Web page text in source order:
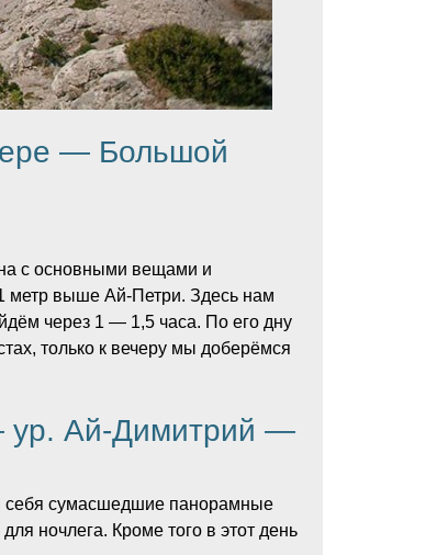
— Большой
с основными вещами и
метр выше Ай-Петри. Здесь нам
через 1 — 1,5 часа. По его дну
только к вечеру мы доберёмся
ур. Ай-Димитрий —
себя сумасшедшие панорамные
ночлега. Кроме того в этот день